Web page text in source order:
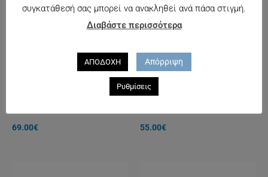
69.00€
BAUSCH & LOMB
55.00€
συγκατάθεσή σας μπορεί να ανακληθεί ανά πάσα στιγμή.
Διαβάστε περισσότερα
ΑΠΟΔΟΧΗ Απόρριψη
Ρυθμίσεις